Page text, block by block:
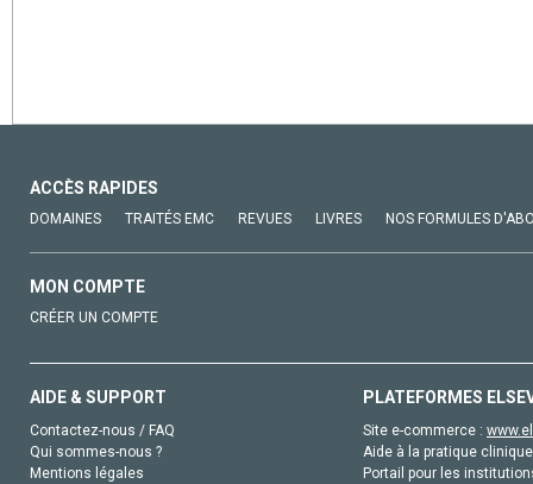
ACCÈS RAPIDES
DOMAINES TRAITÉS EMC REVUES LIVRES NOS FORMULES
MON COMPTE
CRÉER UN COMPTE
AIDE & SUPPORT
Contactez-nous / FAQ
Qui sommes-nous ?
Mentions légales
PLATEFORMES
Site e-commerce :
Aide à la pratique
Portail pour les